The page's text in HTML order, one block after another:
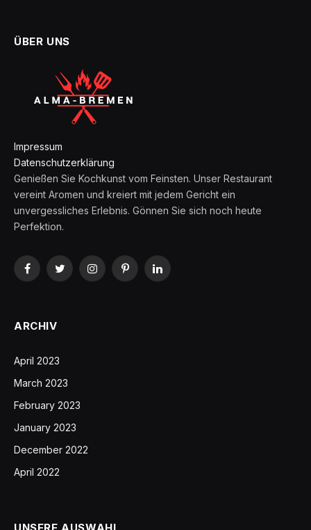
ÜBER UNS
Impressum
Datenschutzerklärung
Genießen Sie Kochkunst vom Feinsten. Unser Restaurant
vereint Aromen und kreiert mit jedem Gericht ein
unvergessliches Erlebnis. Gönnen Sie sich noch heute
Perfektion.
FacebookTwitterInstagramPinterestLinkedIn
ARCHIV
April 2023
March 2023
February 2023
January 2023
December 2022
April 2022